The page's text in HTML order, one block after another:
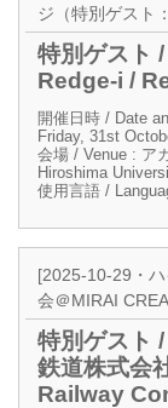
ジ（特別ゲスト
特別ゲスト
Redge-i /
開催日時 / Date
Friday, 31st
会場 / Venue : ア
Hiroshima
使用言語 /
[2025-10-29・
会＠MIRAI
特別ゲスト
鉄道株式会
Railway